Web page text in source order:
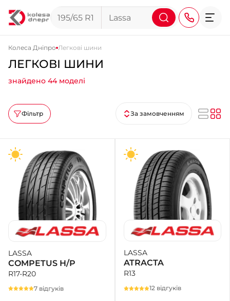
+38 (095) 276-44-44
+38 (067) 911-14-14
- на Щепкіна
+38 (098) 911-911-0
- на Тополі
+38 (098) 911-911-4
- на Калиновій
+38 (077) 7-184-184
- Донецьке шосе
+38 (050)-911-911-2
- Щепкіна
+38 (099)-643-33-77
- Тополь
Колеса Дніпро Легкові шини
ЛЕГКОВІ ШИНИ
знайдено 44 моделі
Фільтр За замовченням
LASSA
COMPETUS H/P
R17-R20
7 відгуків
LASSA
ATRACTA
R13
12 відгуків